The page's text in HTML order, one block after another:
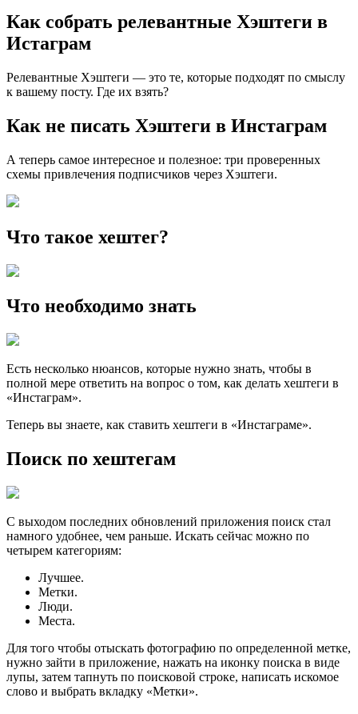
Как собрать релевантные Хэштеги в
Истаграм
Релевантные Хэштеги — это те, которые подходят по смыслу
к вашему посту. Где их взять?
Как не писать Хэштеги в Инстаграм
А теперь самое интересное и полезное: три проверенных
схемы привлечения подписчиков через Хэштеги.
Что такое хештег?
Что необходимо знать
Есть несколько нюансов, которые нужно знать, чтобы в
полной мере ответить на вопрос о том, как делать хештеги в
«Инстаграм».
Теперь вы знаете, как ставить хештеги в «Инстаграме».
Поиск по хештегам
С выходом последних обновлений приложения поиск стал
намного удобнее, чем раньше. Искать сейчас можно по
четырем категориям:
Лучшее.
Метки.
Люди.
Места.
Для того чтобы отыскать фотографию по определенной метке,
нужно зайти в приложение, нажать на иконку поиска в виде
лупы, затем тапнуть по поисковой строке, написать искомое
слово и выбрать вкладку «Метки».